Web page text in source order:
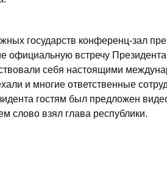
государств конференц-зал
встречу Президента
себя настоящими
и многие ответственные
гостям был предложен
слово взял глава республики.